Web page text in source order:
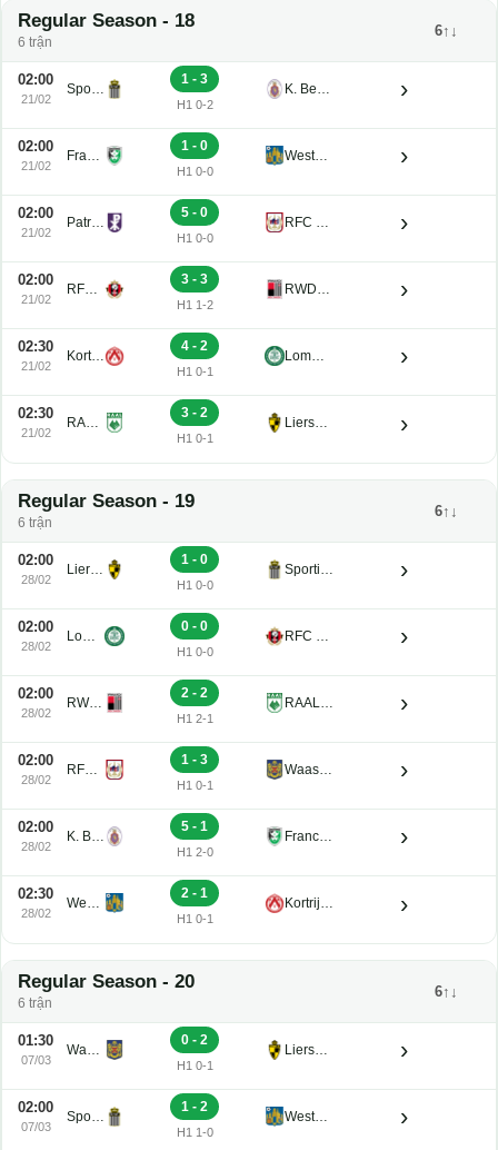
Regular Season - 18
6 trận
6↑↓
02:00
21/02
Sporting Charleroi II
1 - 3
H1 0-2
K. Beerschot V.A. Reserve U21 ›
02:00
21/02
Francs Borains U21
1 - 0
H1 0-0
Westerlo U21 ›
02:00
21/02
Patro Eisden U21
5 - 0
H1 0-0
RFC de Liege U21 ›
02:00
21/02
RFC Seraing Reserve U21
3 - 3
H1 1-2
RWDM U21 ›
02:30
21/02
Kortrijk U21
4 - 2
H1 0-1
Lommel U21 ›
02:30
21/02
RAAL La Louviere U21
3 - 2
H1 0-1
Lierse K. U21 ›
Regular Season - 19
6 trận
6↑↓
02:00
28/02
Lierse K. U21
1 - 0
H1 0-0
Sporting Charleroi II ›
02:00
28/02
Lommel U21
0 - 0
H1 0-0
RFC Seraing Reserve U21 ›
02:00
28/02
RWDM U21
2 - 2
H1 2-1
RAAL La Louviere U21 ›
02:00
28/02
RFC de Liege U21
1 - 3
H1 0-1
Waasland-Beveren U21 ›
02:00
28/02
K. Beerschot V.A. Reserve U21
5 - 1
H1 2-0
Francs Borains U21 ›
02:30
28/02
Westerlo U21
2 - 1
H1 0-1
Kortrijk U21 ›
Regular Season - 20
6 trận
6↑↓
01:30
07/03
Waasland-Beveren U21
0 - 2
H1 0-1
Lierse K. U21 ›
02:00
07/03
Sporting Charleroi II
1 - 2
H1 1-0
Westerlo U21 ›